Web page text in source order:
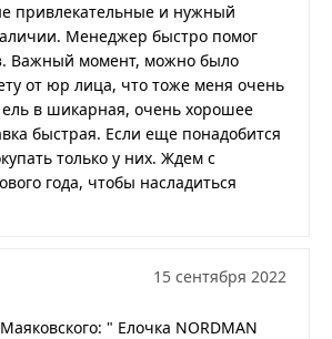
привлекательные и нужный
Менеджер быстро помог
Важный момент, можно было
от юр лица, что тоже меня очень
в шикарная, очень хорошее
быстрая. Если еще понадобится
только у них. Ждем с
года, чтобы насладиться
15 сентября 2022
" Елочка NORDMAN